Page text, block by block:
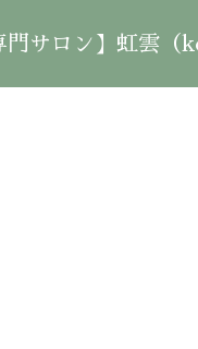
門サロン】虹雲（